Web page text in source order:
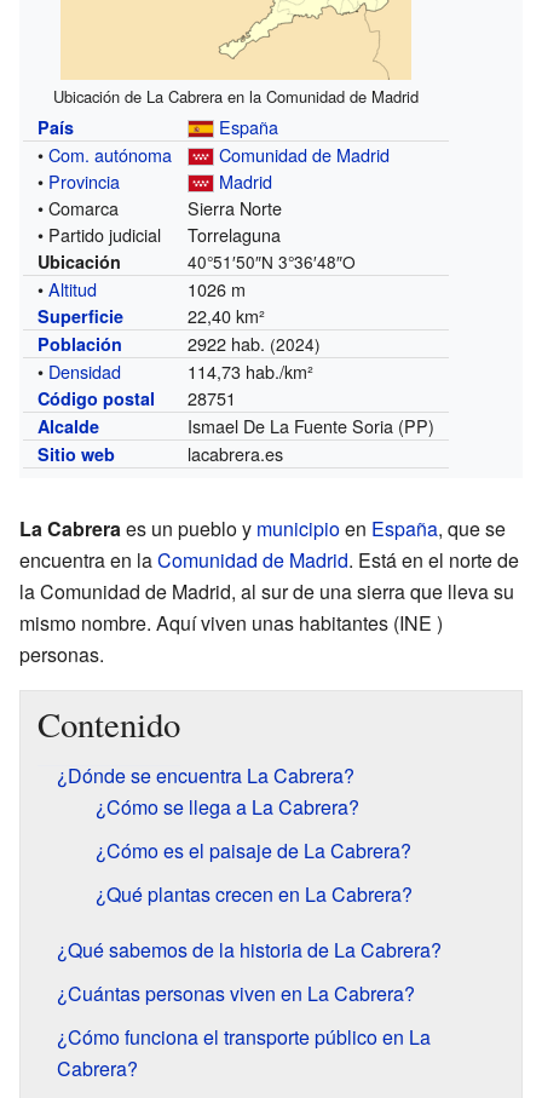
Ubicación de La Cabrera en la Comunidad de Madrid
País
España
•Com. autónoma
Comunidad de Madrid
• Provincia
Madrid
• Comarca
Sierra Norte
• Partido judicial
Torrelaguna
Ubicación 40°51′50″N 3°36′48″O
•Altitud 1026 m
Superficie 22,40 km²
Población 2922 hab. (2024)
• Densidad 114,73 hab./km²
Código postal 28751
Alcalde Ismael De La Fuente Soria (PP)
Sitio web lacabrera.es
La Cabreraes un pueblo y municipioen España, que se
encuentra en laComunidad de Madrid. Está en el norte de
la Comunidad de Madrid, al sur de una sierra que lleva su
mismo nombre. Aquí viven unas habitantes (INE )
personas.
Contenido
¿Dónde se encuentra La Cabrera?
¿Cómo se llega a La Cabrera?
¿Cómo es el paisaje de La Cabrera?
¿Qué plantas crecen en La Cabrera?
¿Qué sabemos de la historia de La Cabrera?
¿Cuántas personas viven en La Cabrera?
¿Cómo funciona el transporte público en La
Cabrera?